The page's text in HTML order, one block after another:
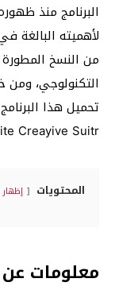
البرنامج منذ
لأهميته البالغة
من النسخ المطورة
التكنولوجي، ومن
Creayive Suitr.
المحتويات إظهار